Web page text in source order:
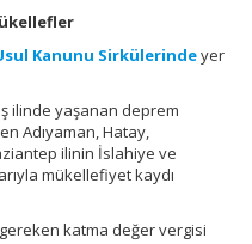
Kanunu Sirkülerindeyer
ilinde yaşanan deprem
Adıyaman, Hatay,
ilinin İslahiye ve
mükellefiyet kaydı
katma değer vergisi